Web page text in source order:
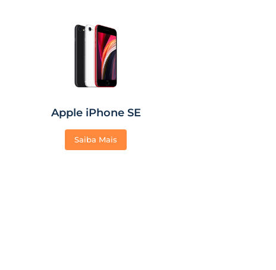
Apple iPhone SE
Saiba Mais